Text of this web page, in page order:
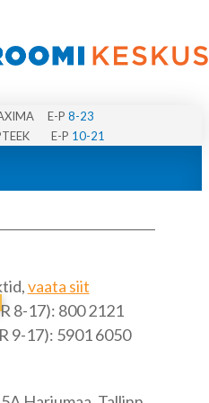
E-P 8-23
E-P 10-21
vaata siit
8-17): 800 2121
9-17): 5901 6050